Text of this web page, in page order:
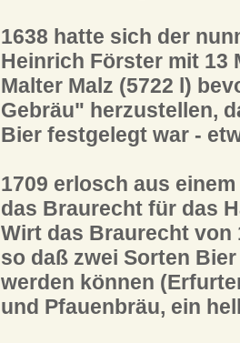
1638 hatte sich der
Heinrich Förster mit 13
Malter Malz (5722 l)
Gebräu" herzustellen,
Bier festgelegt war -
1709 erlosch aus
das Braurecht für das
Wirt das Braurecht von
so daß zwei Sorten
werden können
und Pfauenbräu, ein